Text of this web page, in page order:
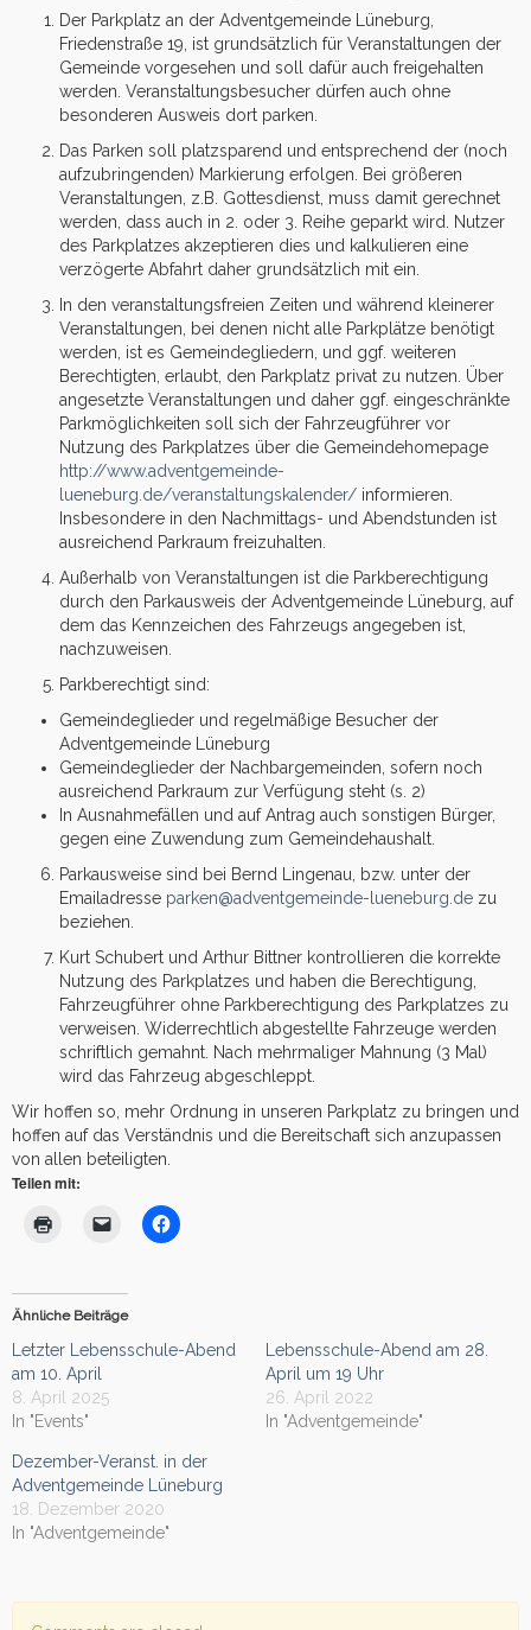
Der Parkplatz an der Adventgemeinde Lüneburg,
Friedenstraße 19, ist grundsätzlich für Veranstaltungen der
Gemeinde vorgesehen und soll dafür auch freigehalten
werden. Veranstaltungsbesucher dürfen auch ohne
besonderen Ausweis dort parken.
Das Parken soll platzsparend und entsprechend der (noch
aufzubringenden) Markierung erfolgen. Bei größeren
Veranstaltungen, z.B. Gottesdienst, muss damit gerechnet
werden, dass auch in 2. oder 3. Reihe geparkt wird. Nutzer
des Parkplatzes akzeptieren dies und kalkulieren eine
verzögerte Abfahrt daher grundsätzlich mit ein.
In den veranstaltungsfreien Zeiten und während kleinerer
Veranstaltungen, bei denen nicht alle Parkplätze benötigt
werden, ist es Gemeindegliedern, und ggf. weiteren
Berechtigten, erlaubt, den Parkplatz privat zu nutzen. Über
angesetzte Veranstaltungen und daher ggf. eingeschränkte
Parkmöglichkeiten soll sich der Fahrzeugführer vor
Nutzung des Parkplatzes über die Gemeindehomepage
http://www.adventgemeinde-
lueneburg.de/veranstaltungskalender/ informieren.
Insbesondere in den Nachmittags- und Abendstunden ist
ausreichend Parkraum freizuhalten.
Außerhalb von Veranstaltungen ist die Parkberechtigung
durch den Parkausweis der Adventgemeinde Lüneburg, auf
dem das Kennzeichen des Fahrzeugs angegeben ist,
nachzuweisen.
Parkberechtigt sind:
Gemeindeglieder und regelmäßige Besucher der
Adventgemeinde Lüneburg
Gemeindeglieder der Nachbargemeinden, sofern noch
ausreichend Parkraum zur Verfügung steht (s. 2)
In Ausnahmefällen und auf Antrag auch sonstigen Bürger,
gegen eine Zuwendung zum Gemeindehaushalt.
Parkausweise sind bei Bernd Lingenau, bzw. unter der
Emailadresse parken@adventgemeinde-lueneburg.de zu
beziehen.
Kurt Schubert und Arthur Bittner kontrollieren die korrekte
Nutzung des Parkplatzes und haben die Berechtigung,
Fahrzeugführer ohne Parkberechtigung des Parkplatzes zu
verweisen. Widerrechtlich abgestellte Fahrzeuge werden
schriftlich gemahnt. Nach mehrmaliger Mahnung (3 Mal)
wird das Fahrzeug abgeschleppt.
Wir hoffen so, mehr Ordnung in unseren Parkplatz zu bringen und
hoffen auf das Verständnis und die Bereitschaft sich anzupassen
von allen beteiligten.
Teilen mit:
Ähnliche Beiträge
Letzter Lebensschule-Abend
am 10. April
8. April 2025
In "Events"
Lebensschule-Abend am 28.
April um 19 Uhr
26. April 2022
In "Adventgemeinde"
Dezember-Veranst. in der
Adventgemeinde Lüneburg
18. Dezember 2020
In "Adventgemeinde"